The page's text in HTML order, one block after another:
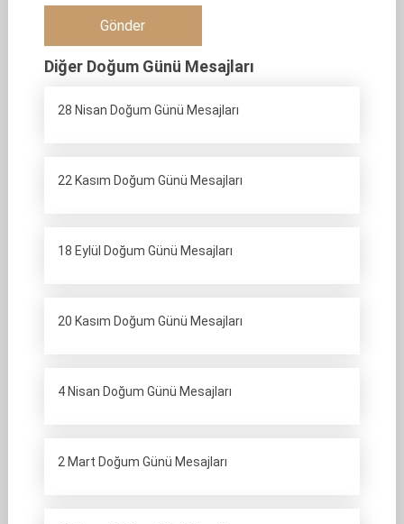
Diğer Doğum Günü Mesajları
28 Nisan Doğum Günü Mesajları
22 Kasım Doğum Günü Mesajları
18 Eylül Doğum Günü Mesajları
20 Kasım Doğum Günü Mesajları
4 Nisan Doğum Günü Mesajları
2 Mart Doğum Günü Mesajları